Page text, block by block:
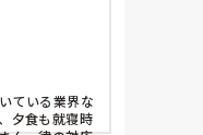
ので、16時〜
ですが
てもらうんで
ている業界な
夕食も就寝時